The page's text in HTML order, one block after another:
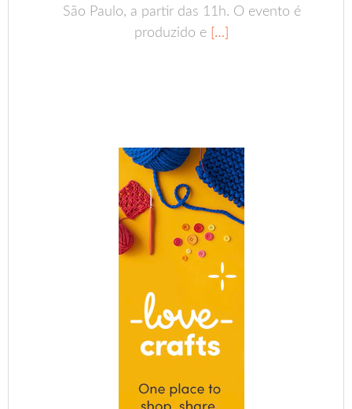
São Paulo, a partir das 11h. O evento é
produzido e […]